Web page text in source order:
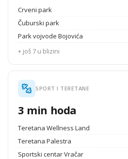
Crveni park
Čuburski park
Park vojvode Bojovića
+ još 7 u blizini
SPORT I TERETANE
3 min hoda
Teretana Wellness Land
Teretana Palestra
Sportski centar Vračar